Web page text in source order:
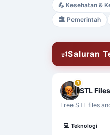
💪 Kesehatan &
🏛️ Pemerintah
Saluran
1
STL
Free STL files
💻 Teknologi